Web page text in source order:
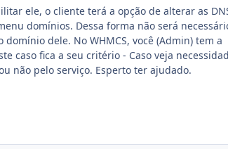
ele, o cliente terá a opção de alterar as
domínios. Dessa forma não será
dele. No WHMCS, você (Admin) tem a
caso fica a seu critério - Caso veja
não pelo serviço. Esperto ter ajudado.